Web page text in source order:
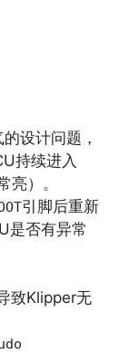
设计问题，
持续进入
）。
引脚后重新
是否有异常
致Klipper无